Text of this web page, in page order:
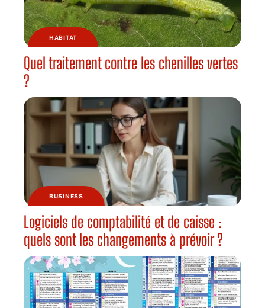
HABITAT
Quel traitement contre les chenilles vertes
?
BUSINESS
Logiciels de comptabilité et de caisse :
quels sont les changements à prévoir ?